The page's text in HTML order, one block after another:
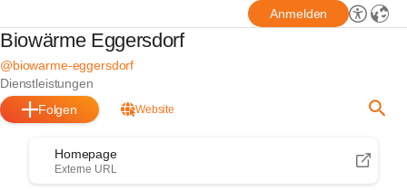
Anmelden
Biowärme Eggersdorf
@biowarme-eggersdorf
Dienstleistungen
Folgen
Website
Homepage
Externe URL